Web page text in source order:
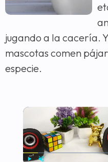
jugando a la cacería.
mascotas comen
especie.